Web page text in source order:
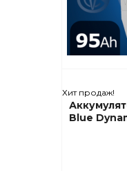
Хит продаж!
Blue